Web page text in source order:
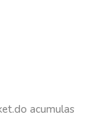
acumulas